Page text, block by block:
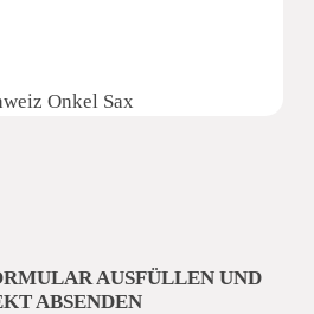
AUSFÜLLEN UND
ABSENDEN